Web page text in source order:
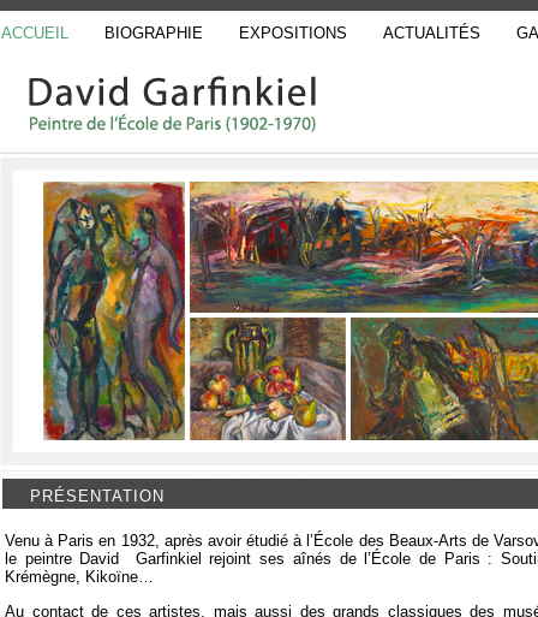
ACCUEIL BIOGRAPHIE EXPOSITIONS ACTUALITÉS
PRÉSENTATION
Venu à Paris en 1932, après avoir étudié à l’École des Beaux-Arts de
le peintre David Garfinkiel rejoint ses aînés de l’École de Paris :
Krémègne, Kikoïne…
Au contact de ces artistes, mais aussi des grands classiques des